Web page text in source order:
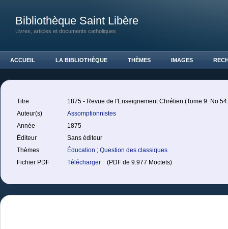
Bibliothèque Saint Libère
Livres, articles et documents catholiques
ACCUEIL LA BIBLIOTHÈQUE THÈMES IMAGES
Titre
1875 - Revue de l'Enseignement Chrétien (Tome 9. No
Auteur(s)
Assomptionnistes
Année
1875
Éditeur
Sans éditeur
Thèmes
Éducation ; Question des classiques
Fichier PDF
Télécharger (PDF de 9.977 Moctets)